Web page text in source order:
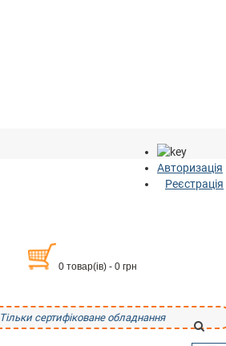
Авторизація
Реєстрація
0 товар(ів) - 0 грн
Тільки сертифіковане обладнання